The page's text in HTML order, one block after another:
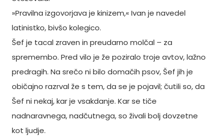
»Pravilna izgovorjava je kinizem,« Ivan je navedel
latinistko, bivšo kolegico.
Šef je tacal zraven in preudarno molčal – za
spremembo. Pred vilo je že poziralo troje avtov, lažno
predragih. Na srečo ni bilo domačih psov, Šef jih je
običajno razrval že s tem, da se je pojavil; čutili so, da
Šef ni nekaj, kar je vsakdanje. Kar se tiče
nadnaravnega, nadčutnega, so živali bolj dovzetne
kot ljudje.